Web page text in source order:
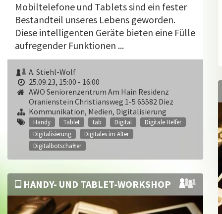
Mobiltelefone und Tablets sind ein fester
Bestandteil unseres Lebens geworden.
Diese intelligenten Geräte bieten eine Fülle
aufregender Funktionen ...
A. Stiehl-Wolf
25.09.23, 15:00 - 16:00
AWO Seniorenzentrum Am Hain Residenz
Oranienstein Christiansweg 1-5 65582 Diez
Kommunikation, Medien, Digitalisierung
Handy Tablet tab Digital
Digitale Helfer
Digitalisierung
Digitales im Alter
Digitalbotschafter
HANDY- UND TABLET-WORKSHOP